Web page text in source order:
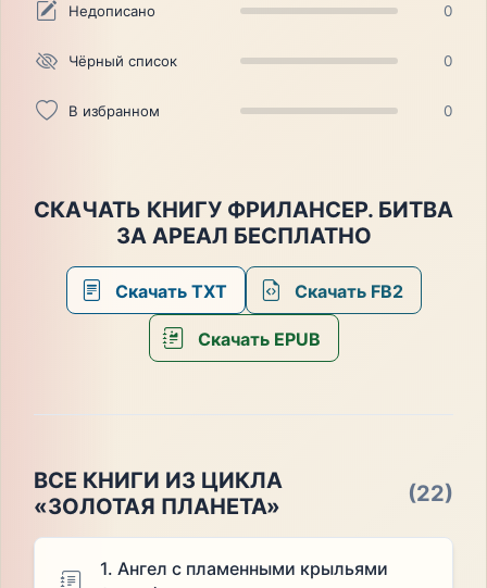
Недописано 0
Чёрный список 0
В избранном 0
СКАЧАТЬ КНИГУ ФРИЛАНСЕР. БИТВА
ЗА АРЕАЛ БЕСПЛАТНО
Скачать TXT Скачать FB2
Скачать EPUB
ВСЕ КНИГИ ИЗ ЦИКЛА
«ЗОЛОТАЯ ПЛАНЕТА»
(22)
1. Ангел с пламенными крыльями